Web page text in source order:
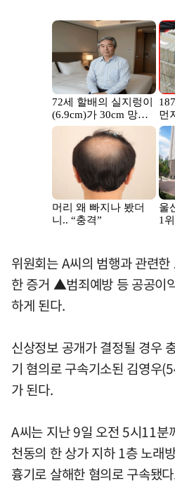
위원회는 A씨의 범행과 관련
한 증거 ▲범죄예방 등 공공이
하게 된다.
신상정보 공개가 결정될 경우
기 혐의로 구속기소된 김영우
가 된다.
A씨는 지난 9일 오전 5시11분
천동의 한 상가 지하 1층 노래
흉기로 살해한 혐의로 구속됐